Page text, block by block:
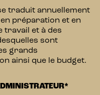
traduit annuellement
préparation et en
travail et à des
sont
grands
ainsi que le budget.